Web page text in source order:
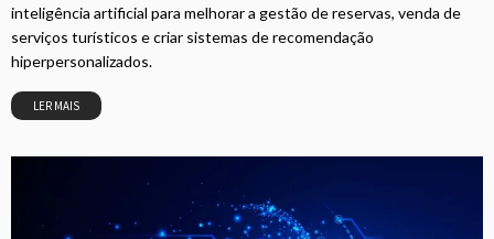
inteligência artificial para melhorar a gestão de reservas, venda de
serviços turísticos e criar sistemas de recomendação
hiperpersonalizados.
LER MAIS